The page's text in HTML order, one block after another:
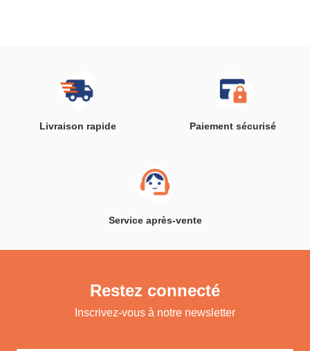
Livraison rapide Paiement sécurisé
Service après-vente
Restez connecté
Inscrivez-vous à notre newsletter